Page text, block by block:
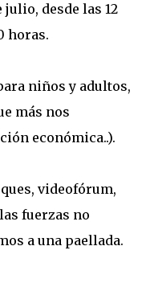
julio, desde las 12
horas.
niños y adultos,
más nos
económica..).
videofórum,
fuerzas no
a una paellada.